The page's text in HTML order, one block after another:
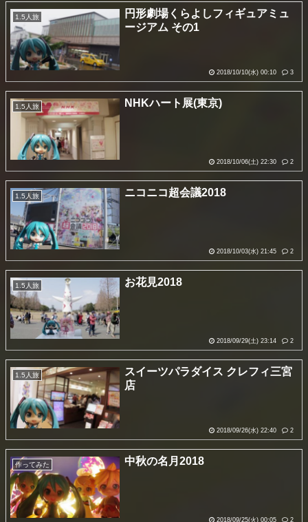
1.5人旅
円形劇場くらよしフィギュアミュ
ージアム その1
2018/10/10(水) 00:10 3
1.5人旅 NHKハート展(東京)
2018/10/06(土) 22:30 2
1.5人旅 ニコニコ超会議2018
2018/10/03(水) 21:45 2
1.5人旅 お花見2018
2018/09/29(土) 23:14 2
1.5人旅
スイーツパラダイス クレフィ三宮
店
2018/09/26(水) 22:40 2
作ってみた 中秋の名月2018
2018/09/25(火) 00:05 2